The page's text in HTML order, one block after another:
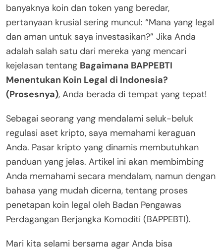
banyaknya koin dan token yang beredar,
pertanyaan krusial sering muncul: “Mana yang legal
dan aman untuk saya investasikan?” Jika Anda
adalah salah satu dari mereka yang mencari
kejelasan tentang Bagaimana BAPPEBTI
Menentukan Koin Legal di Indonesia?
(Prosesnya), Anda berada di tempat yang tepat!
Sebagai seorang yang mendalami seluk-beluk
regulasi aset kripto, saya memahami keraguan
Anda. Pasar kripto yang dinamis membutuhkan
panduan yang jelas. Artikel ini akan membimbing
Anda memahami secara mendalam, namun dengan
bahasa yang mudah dicerna, tentang proses
penetapan koin legal oleh Badan Pengawas
Perdagangan Berjangka Komoditi (BAPPEBTI).
Mari kita selami bersama agar Anda bisa